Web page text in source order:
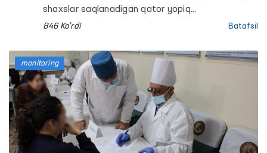
shaxslar saqlanadigan qator yopiq
muassasalarda monitoring tashriflari amalga
846 Ko'rdi Batafsil
monitoring